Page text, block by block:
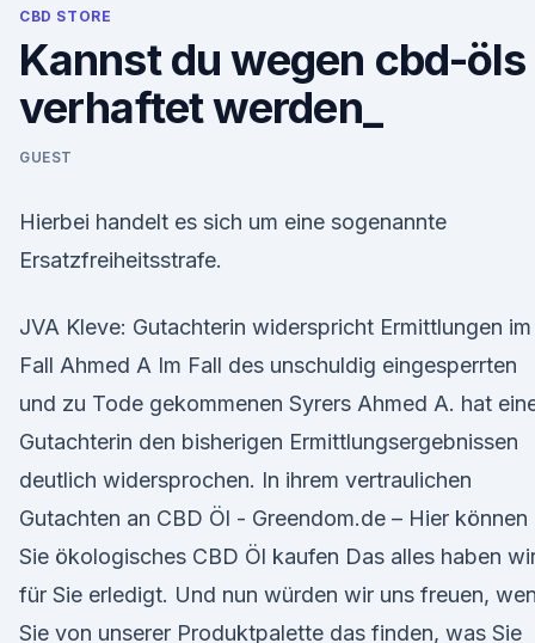
CBD STORE
Kannst du wegen cbd-öls
verhaftet werden_
GUEST
Hierbei handelt es sich um eine sogenannte
Ersatzfreiheitsstrafe.
JVA Kleve: Gutachterin widerspricht Ermittlungen im
Fall Ahmed A Im Fall des unschuldig eingesperrten
und zu Tode gekommenen Syrers Ahmed A. hat
Gutachterin den bisherigen Ermittlungsergebnissen
deutlich widersprochen. In ihrem vertraulichen
Gutachten an CBD Öl - Greendom.de – Hier können
Sie ökologisches CBD Öl kaufen Das alles haben
für Sie erledigt. Und nun würden wir uns freuen,
Sie von unserer Produktpalette das finden, was Sie